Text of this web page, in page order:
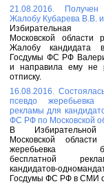
21.08.2016.
Жалобу Кубарева В.В.
Избирательная
Московской области
Жалобу кандидата
Госдумы ФС РФ
и направила ему не
отписку.
16.08.2016.
псевдо жеребьевка
рекламы для
ФС РФ по Московской
В Избирательной
Московской области
жеребьевка
бесплатной
кандидатов-
Госдумы ФС РФ в СМИ